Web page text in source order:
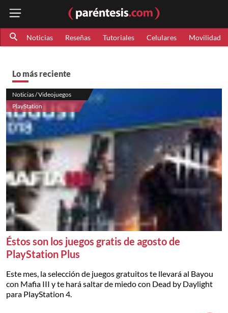
Noticias Reseñas Tutoriales Celulares Movilidad
Lo más reciente
Noticias / Videojuegos
PlayStation
Éstos son los juegos gratis de agosto de
PlayStation Plus
Este mes, la selección de juegos gratuitos te llevará al Bayou
con Mafia III y te hará saltar de miedo con Dead by Daylight
para PlayStation 4.